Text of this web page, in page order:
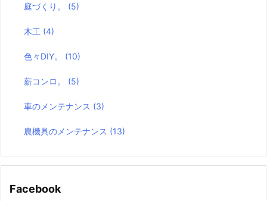
庭づくり。 (5)
木工 (4)
色々DIY。 (10)
薪コンロ。 (5)
車のメンテナンス (3)
農機具のメンテナンス (13)
Facebook